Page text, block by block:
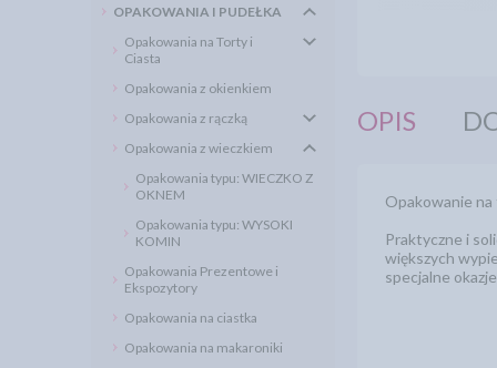
OPAKOWANIA I PUDEŁKA
Opakowania na Torty i
Ciasta
Opakowania z okienkiem
Opakowania z rączką
Opakowania z wieczkiem
Opakowania typu: WIECZKO Z
OKNEM
Opakowania typu: WYSOKI
KOMIN
Opakowania Prezentowe i
Ekspozytory
Opakowania na ciastka
Opakowania na makaroniki
OPIS
Opakowanie
Praktyczne i
większych
specjalne